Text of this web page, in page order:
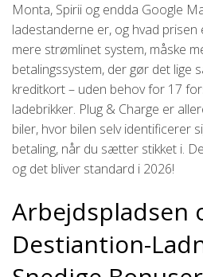
Monta, Spirii og endda Google
ladestanderne er, og hvad
mere strømlinet system, måske
betalingssystem, der gør det lige
kreditkort – uden behov for 17
ladebrikker. Plug & Charge er
biler, hvor bilen selv identificerer
betaling, når du sætter stikket i.
og det bliver standard i 2026!
Arbejdspladsen
Destiantion-